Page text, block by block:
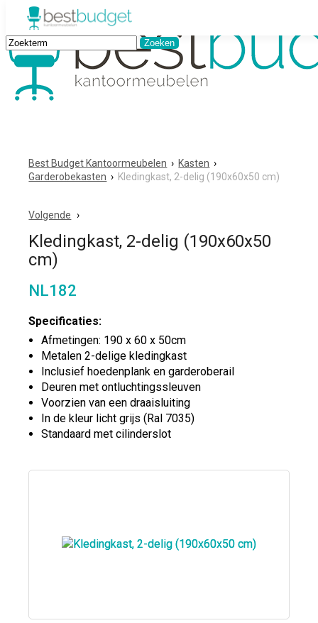
Best Budget Kantoormeubelen › Kasten ›
Garderobekasten › Kledingkast, 2-delig (190x60x50 cm)
Volgende
Kledingkast, 2-delig (190x60x50
cm)
NL182
Specificaties:
Afmetingen: 190 x 60 x 50cm
Metalen 2-delige kledingkast
Inclusief hoedenplank en garderoberail
Deuren met ontluchtingssleuven
Voorzien van een draaisluiting
In de kleur licht grijs (Ral 7035)
Standaard met cilinderslot